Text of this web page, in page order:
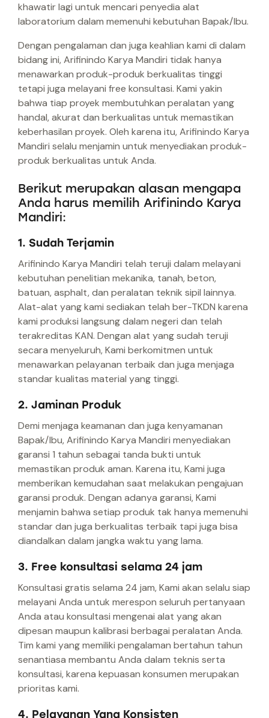
khawatir lagi untuk mencari penyedia alat
laboratorium dalam memenuhi kebutuhan Bapak/Ibu.
Dengan pengalaman dan juga keahlian kami di dalam
bidang ini, Arifinindo Karya Mandiri tidak hanya
menawarkan produk-produk berkualitas tinggi
tetapi juga melayani free konsultasi. Kami yakin
bahwa tiap proyek membutuhkan peralatan yang
handal, akurat dan berkualitas untuk memastikan
keberhasilan proyek. Oleh karena itu, Arifinindo Karya
Mandiri selalu menjamin untuk menyediakan produk-
produk berkualitas untuk Anda.
Berikut merupakan alasan mengapa
Anda harus memilih Arifinindo Karya
Mandiri:
1. Sudah Terjamin
Arifinindo Karya Mandiri telah teruji dalam melayani
kebutuhan penelitian mekanika, tanah, beton,
batuan, asphalt, dan peralatan teknik sipil lainnya.
Alat-alat yang kami sediakan telah ber-TKDN karena
kami produksi langsung dalam negeri dan telah
terakreditas KAN. Dengan alat yang sudah teruji
secara menyeluruh, Kami berkomitmen untuk
menawarkan pelayanan terbaik dan juga menjaga
standar kualitas material yang tinggi.
2. Jaminan Produk
Demi menjaga keamanan dan juga kenyamanan
Bapak/Ibu, Arifinindo Karya Mandiri menyediakan
garansi 1 tahun sebagai tanda bukti untuk
memastikan produk aman. Karena itu, Kami juga
memberikan kemudahan saat melakukan pengajuan
garansi produk. Dengan adanya garansi, Kami
menjamin bahwa setiap produk tak hanya memenuhi
standar dan juga berkualitas terbaik tapi juga bisa
diandalkan dalam jangka waktu yang lama.
3. Free konsultasi selama 24 jam
Konsultasi gratis selama 24 jam, Kami akan selalu siap
melayani Anda untuk merespon seluruh pertanyaan
Anda atau konsultasi mengenai alat yang akan
dipesan maupun kalibrasi berbagai peralatan Anda.
Tim kami yang memiliki pengalaman bertahun tahun
senantiasa membantu Anda dalam teknis serta
konsultasi, karena kepuasan konsumen merupakan
prioritas kami.
4. Pelayanan Yang Konsisten